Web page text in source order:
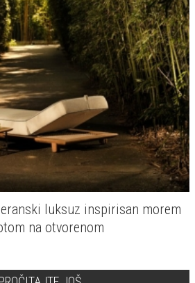
Ležaljke koje luksuz na otvorenom
podižu na novi nivo